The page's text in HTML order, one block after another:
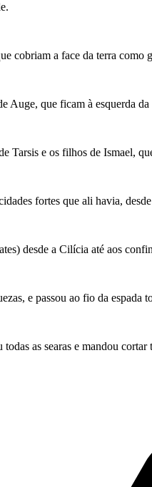
cobriam a face da terra como
que ficam à esquerda
Tarsis e os filhos de Ismael,
fortes que ali havia,
desde a Cilícia até aos
e passou ao fio da espada
as searas e mandou cortar